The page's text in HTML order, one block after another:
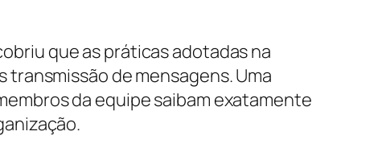
que as práticas adotadas na
transmissão de mensagens. Uma
da equipe saibam exatamente